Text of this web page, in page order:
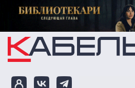
Перейти к основному содержанию